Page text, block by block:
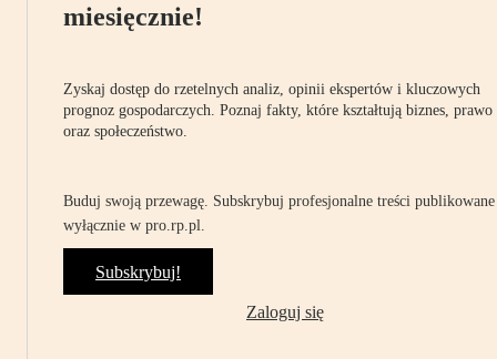
miesięcznie!
Zyskaj dostęp do rzetelnych analiz, opinii ekspertów i kluczowych
prognoz gospodarczych. Poznaj fakty, które kształtują biznes, prawo
oraz społeczeństwo.
Buduj swoją przewagę. Subskrybuj profesjonalne treści publikowane
wyłącznie w pro.rp.pl.
Subskrybuj!
Zaloguj się